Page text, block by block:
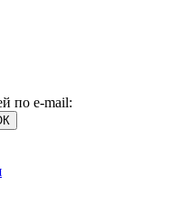
по e-mail: